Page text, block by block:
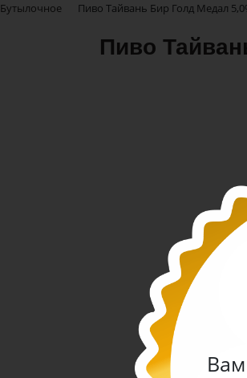
Бутылочное Пиво Тайвань Бир Голд Медал
Пиво